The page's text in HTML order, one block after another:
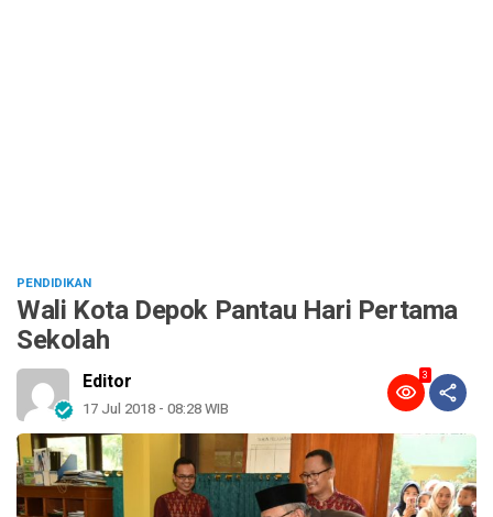
PENDIDIKAN
Wali Kota Depok Pantau Hari Pertama
Sekolah
Editor
17 Jul 2018 - 08:28 WIB
3